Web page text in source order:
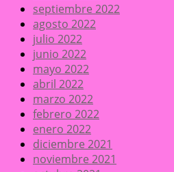
septiembre 2022
agosto 2022
julio 2022
junio 2022
mayo 2022
abril 2022
marzo 2022
febrero 2022
enero 2022
diciembre 2021
noviembre 2021